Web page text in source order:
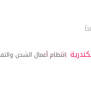
انتظام أعمال الشحن